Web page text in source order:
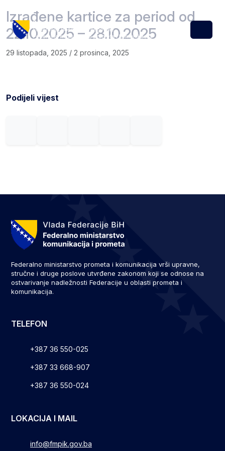
Menu
Izrađene kartice za period od
22.10.2025 – 28.10.2025
29 listopada, 2025 / 2 prosinca, 2025
Podijeli vijest
Federalno ministarstvo prometa i komunikacija vrši upravne,
stručne i druge poslove utvrđene zakonom koji se odnose na
ostvarivanje nadležnosti Federacije u oblasti prometa i
komunikacija.
TELEFON
+387 36 550-025
+387 33 668-907
+387 36 550-024
LOKACIJA I MAIL
info@fmpik.gov.ba